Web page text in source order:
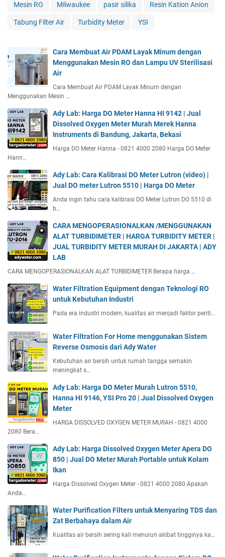
Mesin RO Milwaukee pasir silika Resin Kation Anion
Tabung Filter Air Turbidity Meter YSI
Cara Membuat Air PDAM Layak Minum dengan
Menggunakan Mesin RO dan Lampu UV Sterilisasi
Air
Cara Membuat Air PDAM Layak Minum dengan
Menggunakan Mesin …
Ady Lab: Harga DO Meter Hanna HI 9142 | Jual
Dissolved Oxygen Meter Murah Merek Hanna
Instruments di Bandung, Jakarta, Bekasi
Harga DO Meter Hanna - 0821 4000 2080 Harga DO Meter
Hann…
Ady Lab: Cara Kalibrasi DO Meter Lutron (video) |
Jual DO meter Lutron 5510 | Harga DO Meter
Anda ingin tahu cara kalibrasi DO Meter Lutron DO 5510 di
b…
CARA MENGOPERASIONALKAN /MENGGUNAKAN
ALAT TURBIDIMETER | HARGA TURBIDITY METER |
JUAL TURBIDITY METER MURAH DI JAKARTA | ADY
LAB
CARA MENGOPERASIONALKAN ALAT TURBIDIMETER Berapa harga …
Water Filtration Equipment dengan Teknologi RO
untuk Kebutuhan Industri
Pada era industri modern, kualitas air menjadi faktor penti…
Water Filtration For Home menggunakan Sistem
Reverse Osmosis dari Ady Water
Kebutuhan air bersih untuk rumah tangga semakin
meningkat s…
Ady Lab: Harga DO Meter Murah Lutron 5510,
Hanna HI 9146, YSI Pro 20 | Jual Dissolved Oxygen
Meter
HARGA DISSOLVED OXYGEN METER MURAH - 0821 4000
2080 Bera…
Ady Lab: Harga Dissolved Oxygen Meter Apera DO
850 | Jual DO Meter Murah Portable untuk Kolam
Ikan
Harga Dissolved Oxygen Meter - 0821 4000 2080 Apakah
Anda…
Water Purification Filters untuk Menyaring TDS dan
Zat Berbahaya dalam Air
Kualitas air bersih sering kali menurun akibat tingginya ka…